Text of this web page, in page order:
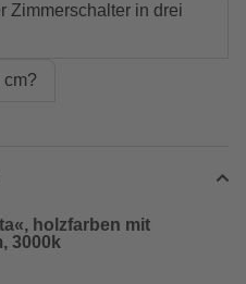
Zimmerschalter in drei
holzfarben mit
3000k